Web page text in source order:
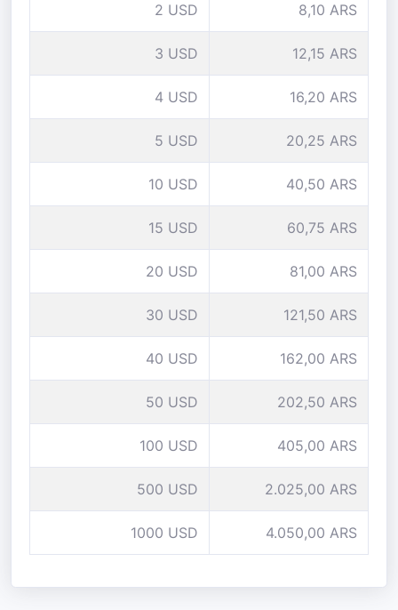
2 USD 8,10 ARS
3 USD 12,15 ARS
4 USD 16,20 ARS
5 USD 20,25 ARS
10 USD 40,50 ARS
15 USD 60,75 ARS
20 USD 81,00 ARS
30 USD 121,50 ARS
40 USD 162,00 ARS
50 USD 202,50 ARS
100 USD 405,00 ARS
500 USD 2.025,00 ARS
1000 USD 4.050,00 ARS